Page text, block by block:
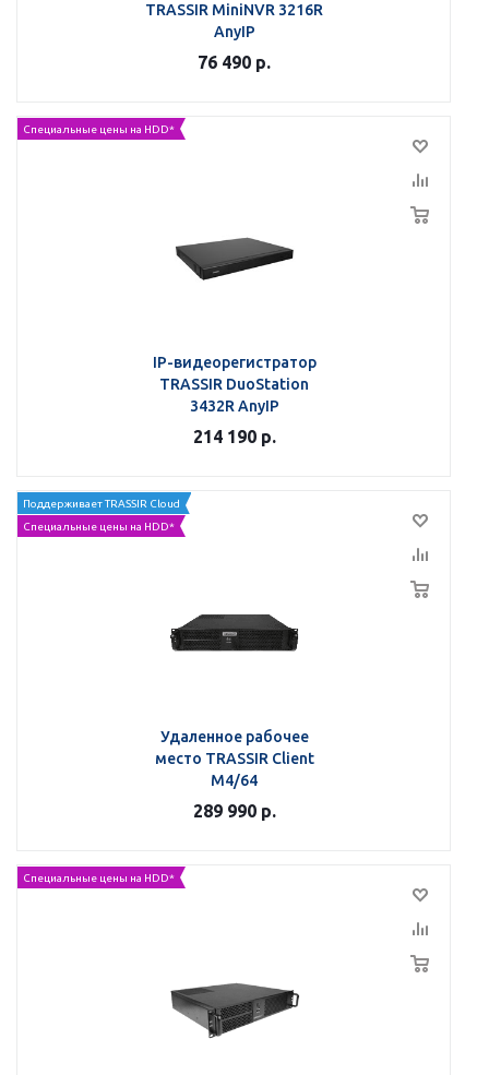
TRASSIR MiniNVR 3216R
AnyIP
76 490 р.
Специальные цены на HDD*
IP-видеорегистратор
TRASSIR DuoStation
3432R AnyIP
214 190р.
Поддерживает TRASSIR Cloud
Специальные цены на HDD*
Удаленное рабочее
место TRASSIR Client
M4/64
289 990р.
Специальные цены на HDD*